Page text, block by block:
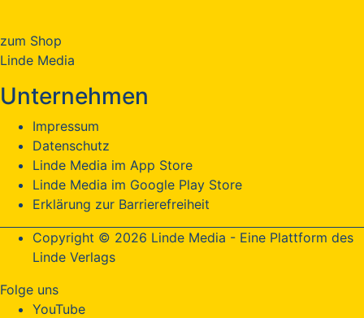
zum Shop
Linde Media
Unternehmen
Impressum
Datenschutz
Linde Media im App Store
Linde Media im Google Play Store
Erklärung zur Barrierefreiheit
Copyright © 2026 Linde Media - Eine Plattform des
Linde Verlags
Folge uns
YouTube